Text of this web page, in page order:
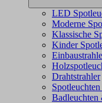
LED
Moderne
Klassische
Kinder
Drahtstrahler
Badleuchten